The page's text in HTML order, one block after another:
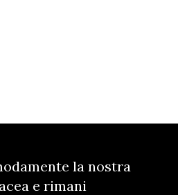
la nostra
e rimani